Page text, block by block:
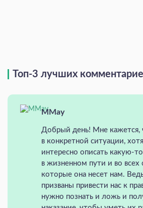
Топ-3 лучших
MMay
Добрый день! Мне кажется,
в конкретной ситуации,
интересно описать какую-
в жизненном пути и во всех
которые она несет нам.
призваны привести нас к
нужно познать и ложь и